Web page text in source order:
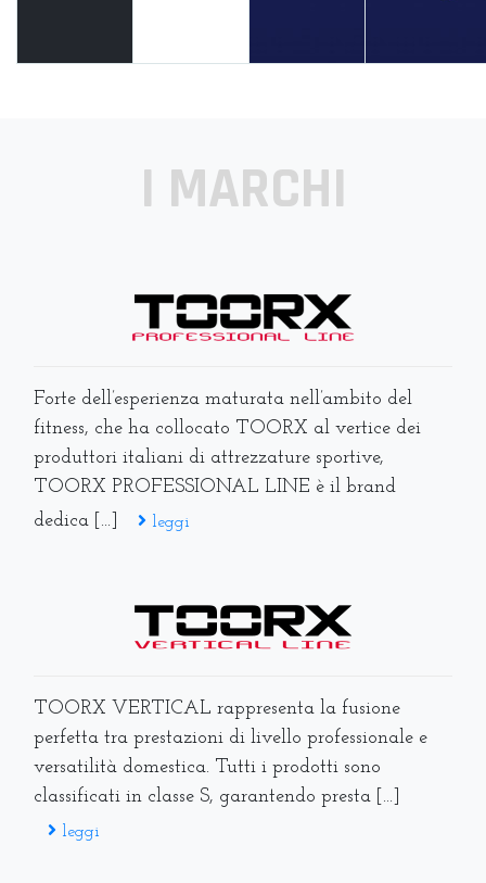
I MARCHI
Forte dell’esperienza maturata nell’ambito del
fitness, che ha collocato TOORX al vertice dei
produttori italiani di attrezzature sportive,
TOORX PROFESSIONAL LINE è il brand
dedica [...]
leggi
TOORX VERTICAL rappresenta la fusione
perfetta tra prestazioni di livello professionale e
versatilità domestica. Tutti i prodotti sono
classificati in classe S, garantendo presta [...]
leggi